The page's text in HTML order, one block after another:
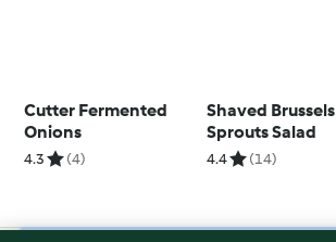
Cutter Fermented
Onions
4.3 (4)
Shaved Brussels
Sprouts Salad
4.4 (14)